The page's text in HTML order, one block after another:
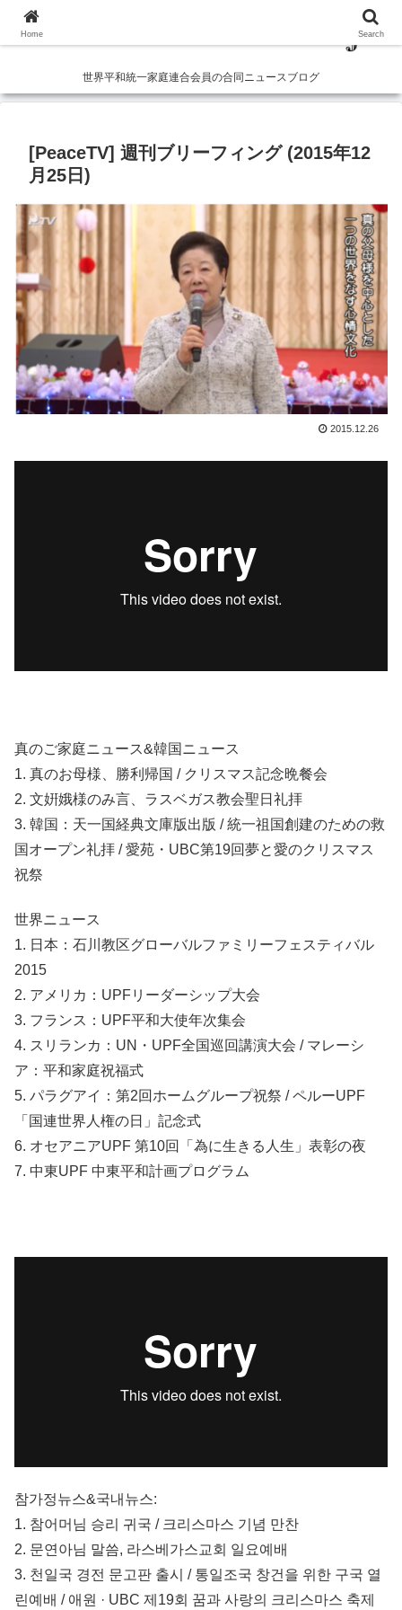
世界平和統一家庭連合会員の合同ニュースブログ
[PeaceTV] 週刊ブリーフィング (2015年12
月25日)
2015.12.26
真のご家庭ニュース&韓国ニュース
1. 真のお母様、勝利帰国 / クリスマス記念晩餐会
2. 文姸娥様のみ言、ラスベガス教会聖日礼拝
3. 韓国：天一国経典文庫版出版 / 統一祖国創建のための救
国オープン礼拝 / 愛苑・UBC第19回夢と愛のクリスマス
祝祭
世界ニュース
1. 日本：石川教区グローバルファミリーフェスティバル
2015
2. アメリカ：UPFリーダーシップ大会
3. フランス：UPF平和大使年次集会
4. スリランカ：UN・UPF全国巡回講演大会 / マレーシ
ア：平和家庭祝福式
5. パラグアイ：第2回ホームグループ祝祭 / ペルーUPF
「国連世界人権の日」記念式
6. オセアニアUPF 第10回「為に生きる人生」表彰の夜
7. 中東UPF 中東平和計画プログラム
참가정뉴스&국내뉴스:
1. 참어머님 승리 귀국 / 크리스마스 기념 만찬
2. 문연아님 말씀, 라스베가스교회 일요예배
3. 천일국 경전 문고판 출시 / 통일조국 창건을 위한 구국 열
린예배 / 애원 · UBC 제19회 꿈과 사랑의 크리스마스 축제
Home Search